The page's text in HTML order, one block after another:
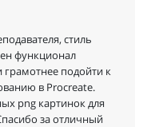
стиль
функционал
подойти к
в Procreate.
рng картинок для
за отличный